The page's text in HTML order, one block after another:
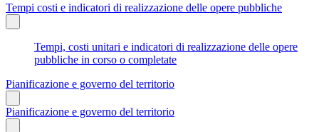
Tempi costi e indicatori di realizzazione delle opere pubbliche
Tempi, costi unitari e indicatori di realizzazione delle opere
pubbliche in corso o completate
Pianificazione e governo del territorio
Pianificazione e governo del territorio